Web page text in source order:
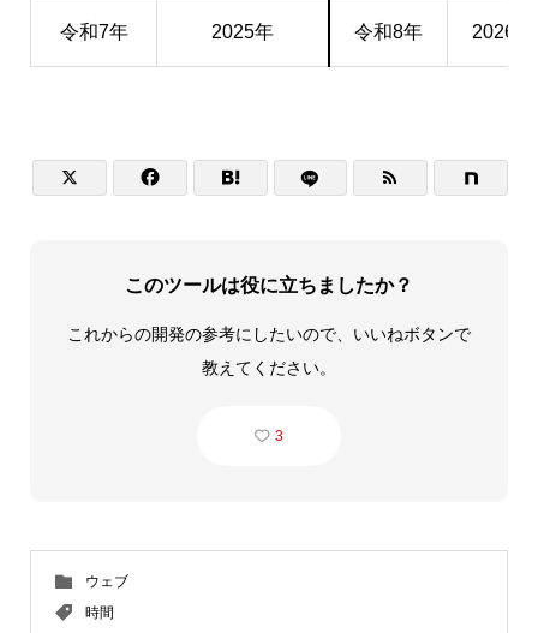
令和7年 2025年 令和8年 2026年
   
このツールは役に立ちましたか？
これからの開発の参考にしたいので、いいねボタンで
教えてください。
3
ウェブ
時間